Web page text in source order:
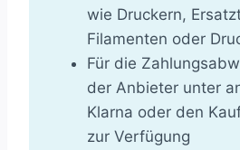
wie Druckern,
Filamenten oder
Für die
der Anbieter unter
Klarna oder den
zur Verfügung